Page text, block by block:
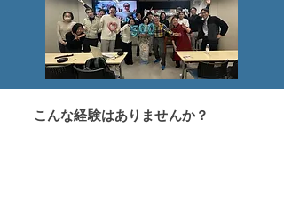
こんな経験はありませんか？